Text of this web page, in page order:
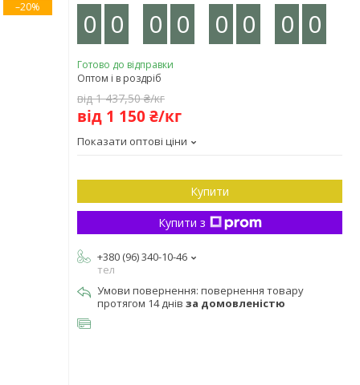
–20%
0 0 0 0 0 0 0 0
Готово до відправки
Оптом і в роздріб
від 1 437,50 ₴/кг
від 1 150 ₴/кг
Показати оптові ціни
Купити
Купити з
+380 (96) 340-10-46
тел
повернення товару
протягом 14 днів за домовленістю